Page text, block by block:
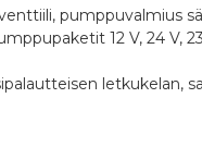
pumppuvalmius
12 V, 24 V,
letkukelan,